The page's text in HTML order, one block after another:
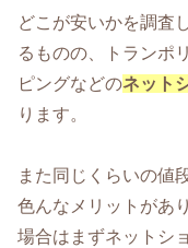
どこが安いかを調査
るものの、トランポ
ピングなどのネット
ります。
また同じくらいの値
色んなメリットがあ
場合はまずネットシ